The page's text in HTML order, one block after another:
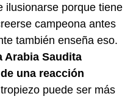
ilusionarse porque tiene
campeona antes
también enseña eso.
Arabia Saudita
una reacción
puede ser más